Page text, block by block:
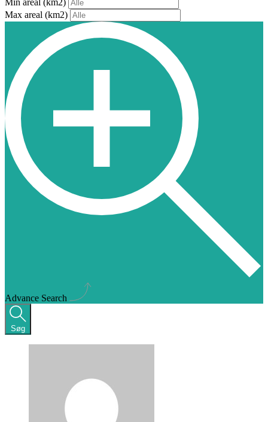
Max areal (km2)
Advance Search
Søg